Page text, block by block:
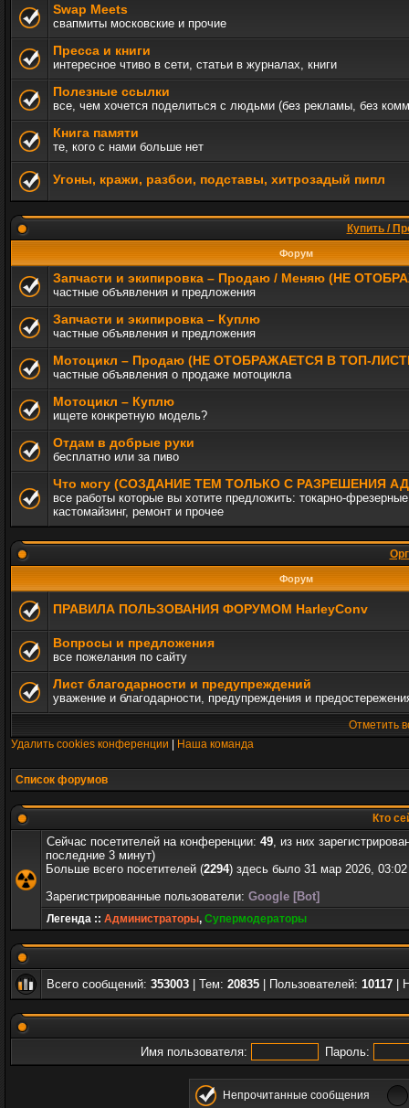
Swap Meets
свапмиты московские и прочие
Пресса и книги
интересное чтиво в сети, статьи в журналах, книги
Полезные ссылки
все, чем хочется поделиться с людьми (без рекламы, без
Книга памяти
те, кого с нами больше нет
Угоны, кражи, разбои, подставы, хитрозадый пипл
Купить /
Форум
Запчасти и экипировка – Продаю / Меняю (НЕ
частные объявления и предложения
Запчасти и экипировка – Куплю
частные объявления и предложения
Мотоцикл – Продаю (НЕ ОТОБРАЖАЕТСЯ В ТОП-
частные объявления о продаже мотоцикла
Мотоцикл – Куплю
ищете конкретную модель?
Отдам в добрые руки
бесплатно или за пиво
Что могу (СОЗДАНИЕ ТЕМ ТОЛЬКО С РАЗРЕШЕНИЯ
все работы которые вы хотите предложить: токарно-
кастомайзинг, ремонт и прочее
Форум
ПРАВИЛА ПОЛЬЗОВАНИЯ ФОРУМОМ HarleyConv
Вопросы и предложения
все пожелания по сайту
Лист благодарности и предупреждений
уважение и благодарности, предупреждения и
Отметить
Удалить cookies конференции
Наша команда
Список форумов
Кто
Сейчас посетителей на конференции: 49, из них
последние 3 минут)
Больше всего посетителей (2294) здесь было 31 мар 2026, 03:02
Зарегистрированные пользователи: Google [Bot]
Легенда :: Администраторы, Супермодераторы
Всего сообщений: 353003 | Тем: 20835 | Пользователей: 10117 |
Имя пользователя: Пароль:
Непрочитанные сообщения